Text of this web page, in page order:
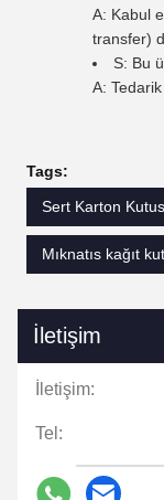
A: Kabul
transfer)
S: Bu
A:
Tags:
Sert Karton
Mıknatıs kağıt
İletişim
İletişim:
Tel: